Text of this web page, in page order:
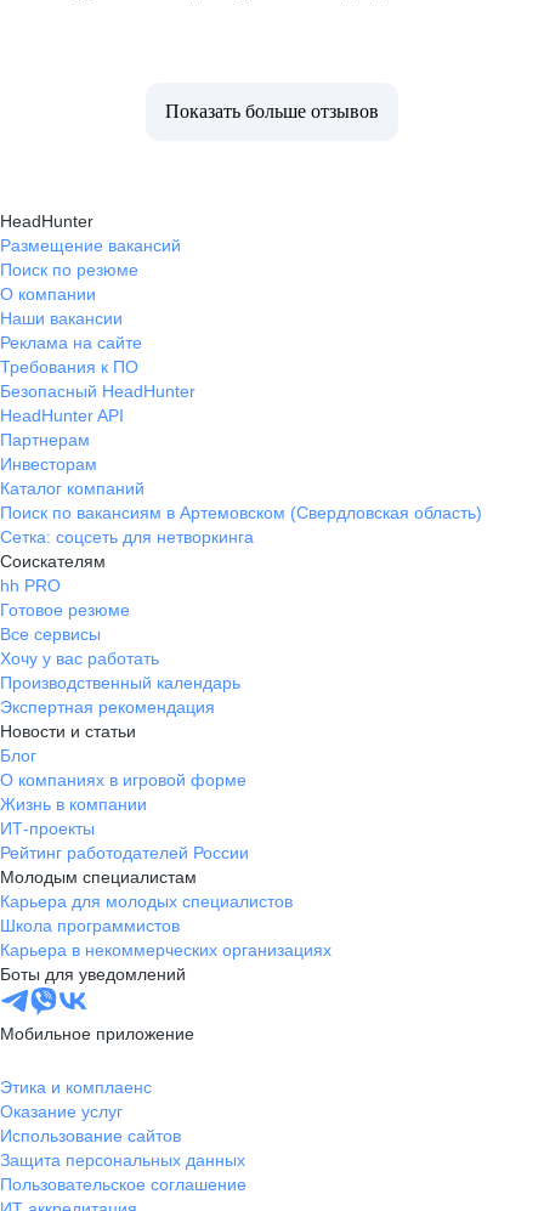
Показать больше отзывов
HeadHunter
Размещение вакансий
Поиск по резюме
О компании
Наши вакансии
Реклама на сайте
Требования к ПО
Безопасный HeadHunter
HeadHunter API
Партнерам
Инвесторам
Каталог компаний
Поиск по вакансиям в Артемовском (Свердловская область)
Сетка: соцсеть для нетворкинга
Соискателям
hh PRO
Готовое резюме
Все сервисы
Хочу у вас работать
Производственный календарь
Экспертная рекомендация
Новости и статьи
Блог
О компаниях в игровой форме
Жизнь в компании
ИТ-проекты
Рейтинг работодателей России
Молодым специалистам
Карьера для молодых специалистов
Школа программистов
Карьера в некоммерческих организациях
Боты для уведомлений
Мобильное приложение
Этика и комплаенс
Оказание услуг
Использование сайтов
Защита персональных данных
Пользовательское соглашение